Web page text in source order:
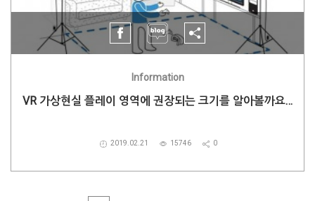
Information
VR 가상현실 플레이 영역에 권장되는 크기를 알아볼까요…
2019.02.21 15746 0